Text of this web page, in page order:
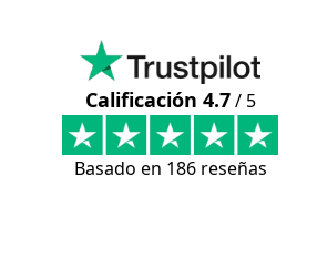
Calificación 4.7/ 5
Basado en 186 reseñas